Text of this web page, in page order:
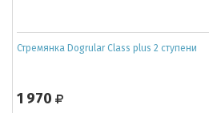
Стремянка Dogrular Class plus 2 ступени
1 970